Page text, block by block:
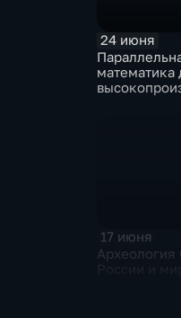
24 июня
математика
17 июня
Археология